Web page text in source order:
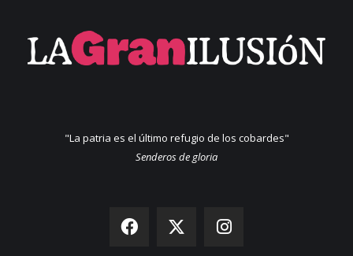
"La patria es el último refugio de los cobardes"
Senderos de gloria